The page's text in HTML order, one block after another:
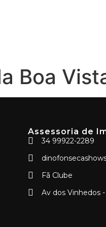
Boa
Assessoria de
34 99922-2289
Fã Clube
Av dos Vinhedos